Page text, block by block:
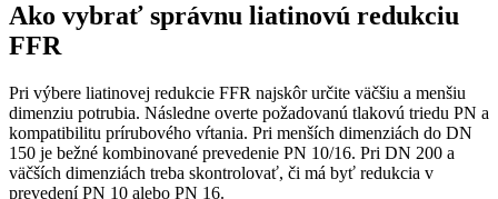
Ako vybrať správnu liatinovú redukciu
FFR
Pri výbere liatinovej redukcie FFR najskôr určite väčšiu a menšiu
dimenziu potrubia. Následne overte požadovanú tlakovú triedu PN a
kompatibilitu prírubového vŕtania. Pri menších dimenziách do DN
150 je bežné kombinované prevedenie PN 10/16. Pri DN 200 a
väčších dimenziách treba skontrolovať, či má byť redukcia v
prevedení PN 10 alebo PN 16.